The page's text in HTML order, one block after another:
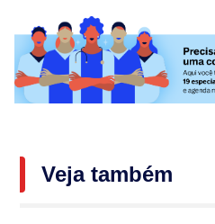
Veja também